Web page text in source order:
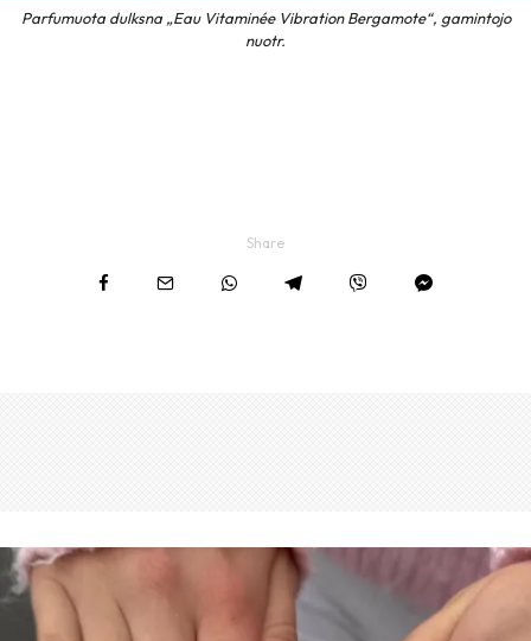
Parfumuota dulksna „Eau Vitaminée Vibration Bergamote“, gamintojo
nuotr.
Share